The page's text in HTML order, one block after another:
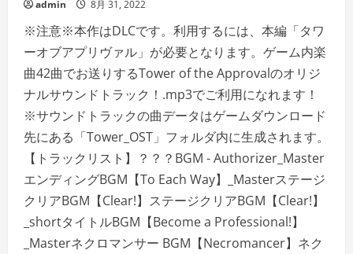
admin 8月 31, 2022
※注意※本作はDLCです。利用するには、本編「タワ
ーオブアプリヴァル」が必要となります。ゲーム内楽
曲42曲でお送りするTower of the Approvalのオリジ
ナルサウンドトラック！.mp3でご利用になれます！
※サウンドトラックの曲データはゲームダウンロード
先にある「Tower_OST」フォルダ内に生成されます。
【トラックリスト】？？？BGM - Authorizer_Master
エンディングBGM【To Each Way】_Masterステージ
クリアBGM【Clear!】ステージクリアBGM【Clear!】
_shortタイトルBGM【Become a Professional!】
_Masterネクロマンサー BGM【Necromancer】ネク